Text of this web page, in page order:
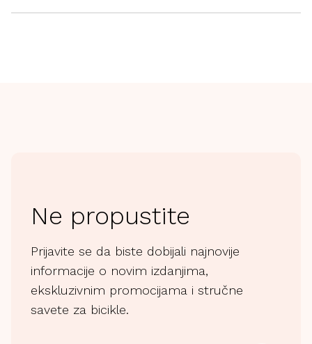
Pantalone su ojačane na kolenima i zadnjem delu,
Ne propustite
Prijavite se da biste dobijali najnovije
informacije o novim izdanjima,
ekskluzivnim promocijama i stručne
savete za bicikle.